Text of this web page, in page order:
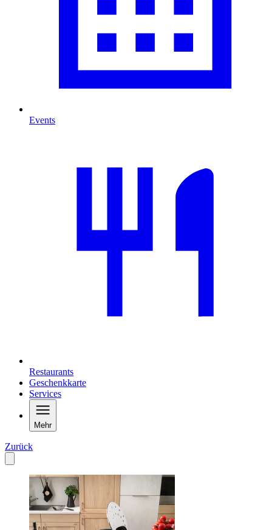
Events
Restaurants
Geschenkkarte
Services
Mehr
Zurück